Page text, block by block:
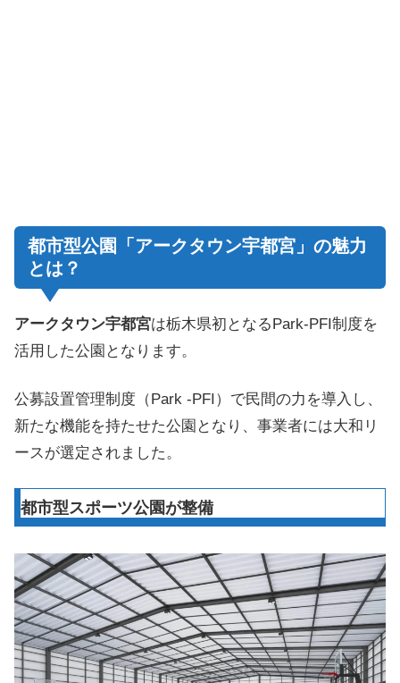
都市型公園「アークタウン宇都宮」の魅力
とは？
アークタウン宇都宮は栃木県初となるPark-PFI制度を
活用した公園となります。
公募設置管理制度（Park -PFI）で民間の力を導入し、
新たな機能を持たせた公園となり、事業者には大和リ
ースが選定されました。
都市型スポーツ公園が整備